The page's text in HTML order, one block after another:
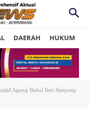
DAERAH HUKUM
Agung Baitul Ilmi Simpang